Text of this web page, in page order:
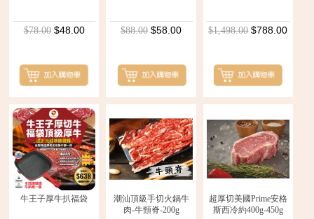
$78.00 $48.00 $88.00 $58.00 $1,498.00 $788.00
牛王子厚牛扒福袋
潮汕頂級手切火鍋牛
肉-牛頸脊-200g
超厚切美國Prime安格
斯西冷約400g-450g